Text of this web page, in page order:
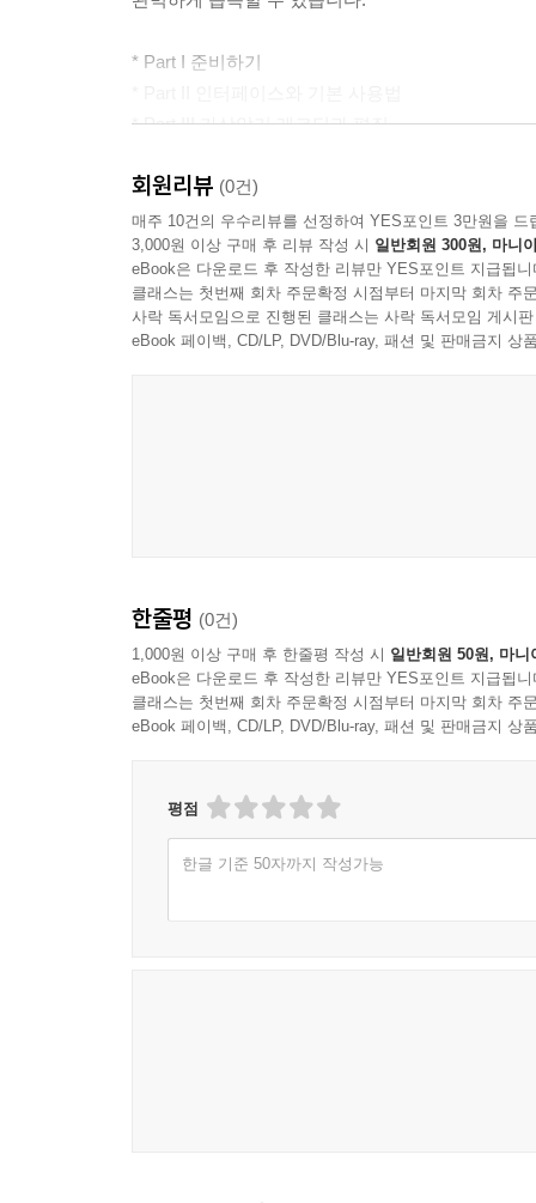
다룬다’. 네 번째 파트까지 배운 내용을 바탕으로
여섯 번째 파트인 ‘아이패드를 이용한 로직제어’
는 챕터에는 주요 단축키를 챕터가 끝나는 부분에
터들의 특색과 편집 방식에 따라 편집 흐름이 어떻
레슨을 진행하며 중간중간 입문자를 위한 도움말
나 변경된 부분이 있는 경우 ‘What’s New’에서 짚
* Part I 준비하기
* Part III 가상악기 레코딩과 편집
* Part V 믹싱과 마스터링
* Part VI 아이패드를 이용한 로직 제어
회원리뷰 (0건)
매주 10건의 우수리뷰를 선정하여 YES포인트 3만원을 드
3,000원 이상 구매 후 리뷰 작성 시 일반회원 300원, 마니
eBook은 다운로드 후 작성한 리뷰만 YES포인트 지급됩니
클래스는 첫번째 회차 주문확정 시점부터 마지막 회차 주
사락 독서모임으로 진행된 클래스는 사락 독서모임 게시
eBook 페이백, CD/LP, DVD/Blu-ray, 패션 및 판매금지 상
한줄평 (0건)
1,000원 이상 구매 후 한줄평 작성 시 일반회원 50원, 마니
eBook은 다운로드 후 작성한 리뷰만 YES포인트 지급됩니
클래스는 첫번째 회차 주문확정 시점부터 마지막 회차 주
eBook 페이백, CD/LP, DVD/Blu-ray, 패션 및 판매금지 상
평점
한글 기준 50자까지 작성가능